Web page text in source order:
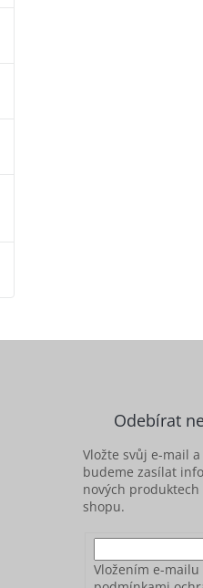
Odebírat
Vložte svůj e-mail
budeme zasílat
nových produktech
shopu.
Vložením e-